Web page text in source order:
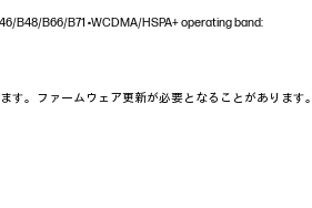
B66/B71 •WCDMA/HSPA+ operating band:
。ファームウェア更新が必要となることがあります。